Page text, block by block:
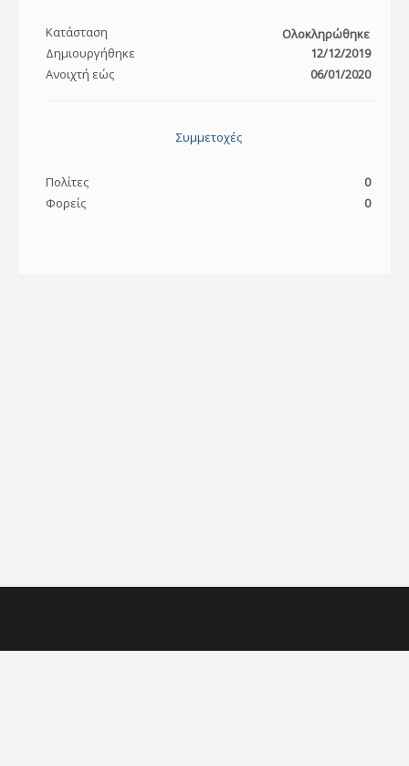
Κατάσταση
Ολοκληρώθηκε
Δημιουργήθηκε
12/12/2019
Ανοιχτή εώς
06/01/2020
Συμμετοχές
Πολίτες
0
Φορείς
0